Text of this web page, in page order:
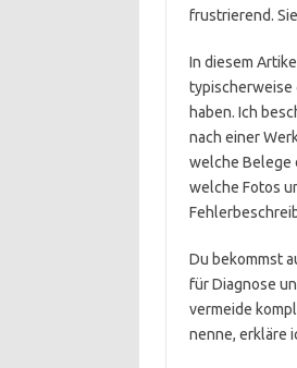
frustrierend.
In diesem
typischerweise
haben. Ich
nach einer
welche Belege
welche Fotos
Du bekommst
für Diagnose
vermeide
nenne, erkläre